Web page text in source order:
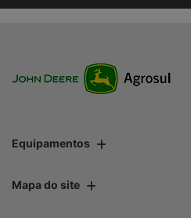
Equipamentos
Mapa do site